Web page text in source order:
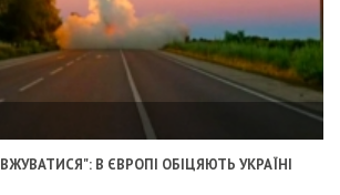
В ЄВРОПІ ОБІЦЯЮТЬ УКРАЇНІ